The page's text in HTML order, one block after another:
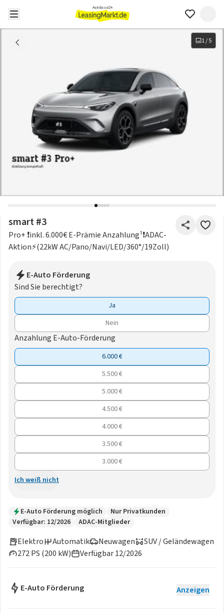
1/5
smart #3
Pro+ ❗️inkl. 6.000€ E-Prämie Anzahlung¹❗️ADAC-
Aktion⚡(22kW AC/Pano/Navi/LED/360°/19Zoll)
E-Auto Förderung
Sind Sie berechtigt?
Ja
Nein
Anzahlung E-Auto-Förderung
6.000 €
5.500 €
5.000 €
4.500 €
4.000 €
3.500 €
3.000 €
Ich weiß nicht
E-Auto Förderung möglich
Nur Privatkunden
Verfügbar: 12/2026
ADAC-Mitglieder
Elektro
Neuwagen
272 PS (200 kW)
Automatik
SUV / Geländewagen
Verfügbar 12/2026
E-Auto Förderung Anzeigen